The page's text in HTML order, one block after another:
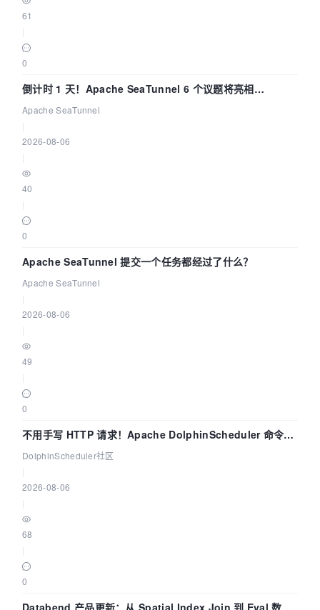
61
0
倒计时 1 天！Apache SeaTunnel 6 个议题将亮相
Community Over Code Asia 2026
Apache SeaTunnel
2026-08-06
40
0
Apache SeaTunnel 提交一个任务都经过了什么？
Apache SeaTunnel
2026-08-06
49
0
不用手写 HTTP 请求！Apache DolphinScheduler 命令行
dsctl 两分钟上手
DolphinScheduler社区
2026-08-06
68
0